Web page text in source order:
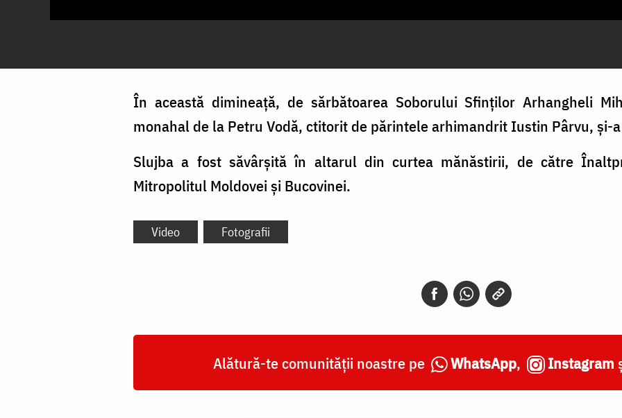
În această dimineață, de sărbătoarea Soborului Sfinților Arhangheli
monahal de la Petru Vodă, ctitorit de părintele arhimandrit Iustin Pârvu, și-
Slujba a fost săvârșită în altarul din curtea mănăstirii, de către
Mitropolitul Moldovei și Bucovinei.
Video Fotografii
Alătură-te comunității noastre pe WhatsApp, Instagram